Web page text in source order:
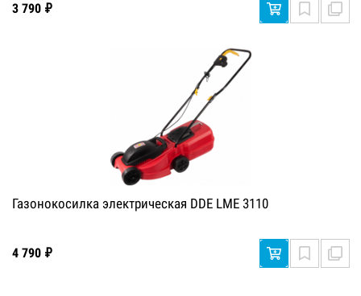
3 790 ₽
Газонокосилка электрическая DDE LME 3110
4 790 ₽